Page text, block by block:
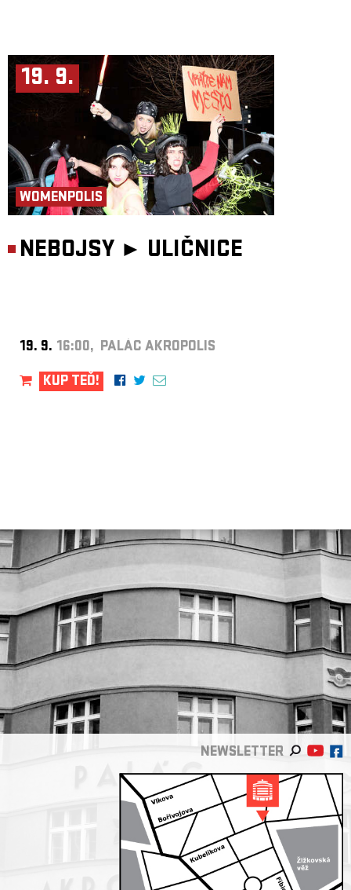
19. 9.
WOMENPOLIS
NEBOJSY ► ULIČNICE
19. 9. 16:00, PALÁC AKROPOLIS
KUP TEĎ!
NEWSLETTER